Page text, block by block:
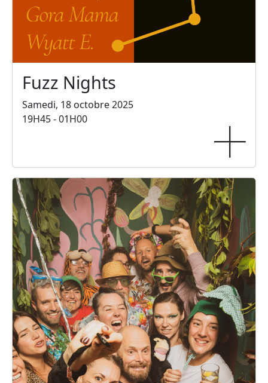
Fuzz Nights
Samedi, 18 octobre 2025
19H45 - 01H00